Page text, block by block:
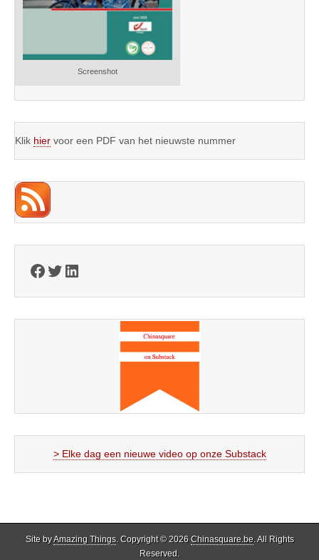
Screenshot
Klik hier voor een PDF van het nieuwste nummer
Facebook
Twitter
LinkedIn
> Elke dag een nieuwe video op onze Substack
Site byAmazing Things. Copyright © 2026 Chinasquare.be. All Rights
Reserved.